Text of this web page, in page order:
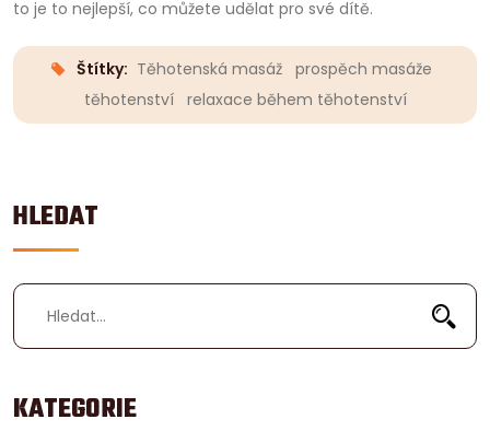
HLEDAT
KATEGORIE
to je to nejlepší, co můžete udělat pro své dítě.
Štítky: Těhotenská masáž
prospěch masáže
těhotenství
relaxace během těhotenství